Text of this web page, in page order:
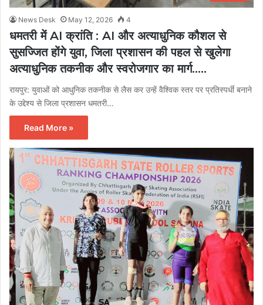
News Desk May 12, 2026 4
धमतरी में AI क्रांति : AI और अत्याधुनिक कौशल से
सुसज्जित होंगे युवा, जिला प्रशासन की पहल से खुलेगा
अत्याधुनिक तकनीक और स्वरोजगार का मार्ग…..
रायपुर: युवाओं को आधुनिक तकनीक से लैस कर उन्हें वैश्विक स्तर पर प्रतिस्पर्धी बनाने
के उद्देश्य से जिला प्रशासन धमतरी…
Read More »